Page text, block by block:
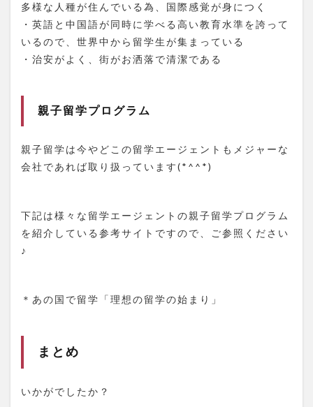
多様な人種が住んでいる為、国際感覚が身につく
・英語と中国語が同時に学べる高い教育水準を誇って
いるので、世界中から留学生が集まっている
・治安がよく、街がお洒落で清潔である
親子留学プログラム
親子留学は今やどこの留学エージェントもメジャーな
会社であれば取り扱っています(*^^*)
下記は様々な留学エージェントの親子留学プログラム
を紹介している参考サイトですので、ご参照ください
♪
＊あの国で留学「理想の留学の始まり」
まとめ
いかがでしたか？